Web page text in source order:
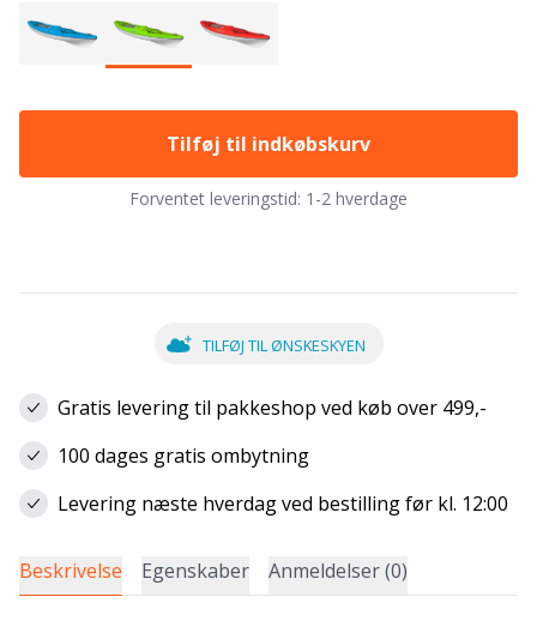
Tilføj til indkøbskurv
Forventet leveringstid: 1-2 hverdage
TILFØJ TIL ØNSKESKYEN
Gratis levering til pakkeshop ved køb over 499,-
100 dages gratis ombytning
Levering næste hverdag ved bestilling før kl. 12:00
Beskrivelse Egenskaber Anmeldelser (0)